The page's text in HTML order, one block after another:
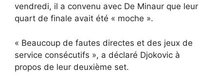
vendredi, il a convenu avec De Minaur que leur
quart de finale avait été « moche ».
« Beaucoup de fautes directes et des jeux de
service consécutifs », a déclaré Djokovic à
propos de leur deuxième set.